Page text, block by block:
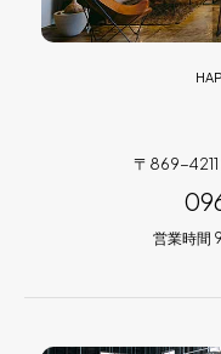
〒869-4211
営業時間